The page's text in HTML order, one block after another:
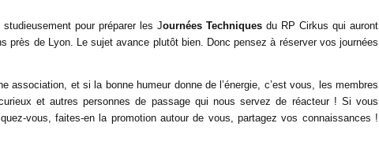
pour préparer les Journées Techniques du RP Cirkus qui auront
près de Lyon. Le sujet avance plutôt bien. Donc pensez à réserver vos journées
association, et si la bonne humeur donne de l’énergie, c’est vous, les membres
et autres personnes de passage qui nous servez de réacteur ! Si vous
vous, faites-en la promotion autour de vous, partagez vos connaissances !